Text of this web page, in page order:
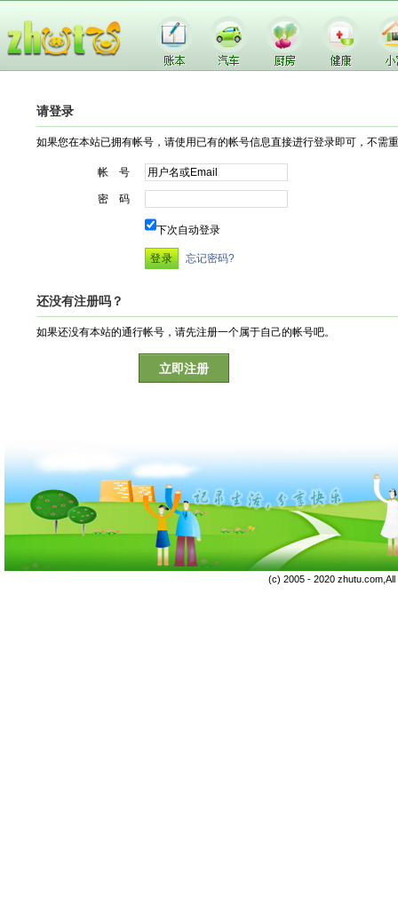
请登录
如果您在本站已拥有帐号，请使用已有的帐号信息直接进行登录即可，不需
帐 号
密 码
下次自动登录
忘记密码?
还没有注册吗？
如果还没有本站的通行帐号，请先注册一个属于自己的帐号吧。
立即注册
(c) 2005 - 2020